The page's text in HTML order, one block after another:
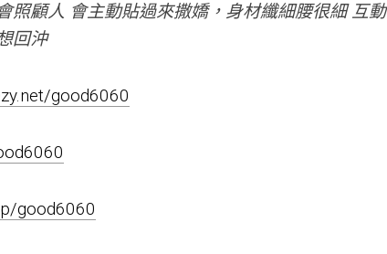
照顧人 會主動貼過來撒嬌，身材纖細腰很細 互動
回沖
good6060
good6060